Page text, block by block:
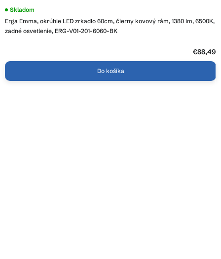
Erga Emma, okrúhle LED zrkadlo 60cm, čierny kovový rám, 1380 lm, 6500K,
zadné osvetlenie, ERG-V01-201-6060-BK
Priemerné
produktu
je
Skladom
€88,49
Do košíka